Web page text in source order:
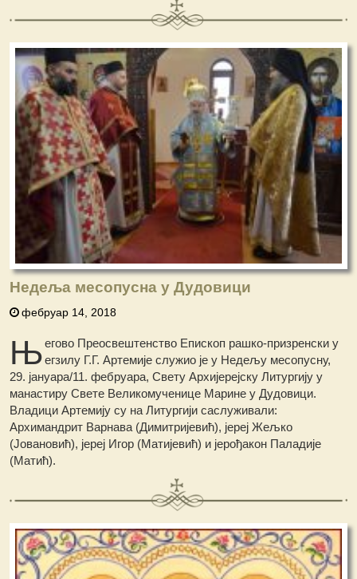
Недеља месопусна у Дудовици
фебруар 14, 2018
Његово Преосвештенство Епископ рашко-призренски у
егзилу Г.Г. Артемије служио је у Недељу месопусну,
29. јануара/11. фебруара, Свету Архијерејску Литургију у
манастиру Свете Великомученице Марине у Дудовици.
Владици Артемију су на Литургији саслуживали:
Архимандрит Варнава (Димитријевић), јереј Жељко
(Јовановић), јереј Игор (Матијевић) и јерођакон Паладије
(Матић).